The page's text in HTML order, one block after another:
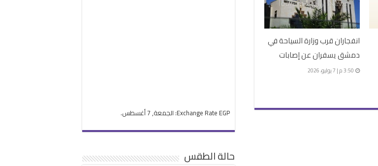
انفجاران قرب وزارة السياحة في
دمشق يسفران عن إصابات
3:50 م | 7 يوليو، 2026
Exchange Rate EGP : الجمعة, 7 أغسطس.
حالة الطقس